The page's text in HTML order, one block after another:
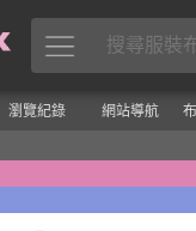
瀏覽紀錄 網站導航